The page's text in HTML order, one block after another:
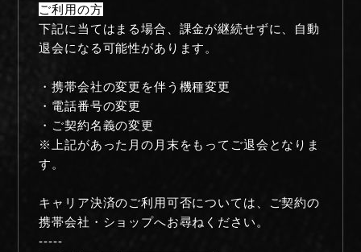
NIGHTMARE OFFICIAL MOBILE SITE
JOIN LOGIN
FAN CLUB INFORMATION
RADIO
ご利用の方
下記に当てはまる場合、課金が継続せずに、自動
退会になる可能性があります。
・携帯会社の変更を伴う機種変更
・電話番号の変更
・ご契約名義の変更
※上記があった月の月末をもってご退会となりま
す。
キャリア決済のご利用可否については、ご契約の
携帯会社・ショップへお尋ねください。
-----